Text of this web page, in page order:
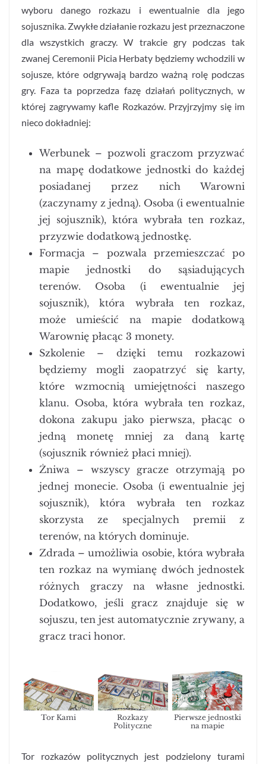
wyboru danego rozkazu i ewentualnie dla jego
sojusznika. Zwykłe działanie rozkazu jest przeznaczone
dla wszystkich graczy. W trakcie gry podczas tak
zwanej Ceremonii Picia Herbaty będziemy wchodzili w
sojusze, które odgrywają bardzo ważną rolę podczas
gry. Faza ta poprzedza fazę działań politycznych, w
której zagrywamy kafle Rozkazów. Przyjrzyjmy się im
nieco dokładniej:
Werbunek – pozwoli graczom przyzwać
na mapę dodatkowe jednostki do każdej
posiadanej przez nich Warowni
(zaczynamy z jedną). Osoba (i ewentualnie
jej sojusznik), która wybrała ten rozkaz,
przyzwie dodatkową jednostkę.
Formacja – pozwala przemieszczać po
mapie jednostki do sąsiadujących
terenów. Osoba (i ewentualnie jej
sojusznik), która wybrała ten rozkaz,
może umieścić na mapie dodatkową
Warownię płacąc 3 monety.
Szkolenie – dzięki temu rozkazowi
będziemy mogli zaopatrzyć się karty,
które wzmocnią umiejętności naszego
klanu. Osoba, która wybrała ten rozkaz,
dokona zakupu jako pierwsza, płacąc o
jedną monetę mniej za daną kartę
(sojusznik również płaci mniej).
Żniwa – wszyscy gracze otrzymają po
jednej monecie. Osoba (i ewentualnie jej
sojusznik), która wybrała ten rozkaz
skorzysta ze specjalnych premii z
terenów, na których dominuje.
Zdrada – umożliwia osobie, która wybrała
ten rozkaz na wymianę dwóch jednostek
różnych graczy na własne jednostki.
Dodatkowo, jeśli gracz znajduje się w
sojuszu, ten jest automatycznie zrywany, a
gracz traci honor.
Tor Kami
Rozkazy
Polityczne
Pierwsze jednostki
na mapie
Tor rozkazów politycznych jest podzielony turami